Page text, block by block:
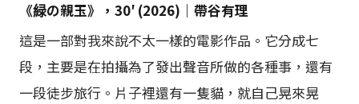
《緑の親玉》，30′ (2026)｜帶谷有理
這是一部對我來說不太一樣的電影作品。它分成七
段，主要是在拍攝為了發出聲音所做的各種事，還有
一段徒步旅行。片子裡還有一隻貓，就自己晃來晃